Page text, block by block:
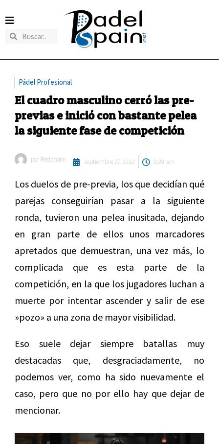
Pádel Profesional
El cuadro masculino cerró las pre-
previas e inició con bastante pelea
la siguiente fase de competición
por Redaccion septiembre 27, 2022 8:20 am
Los duelos de pre-previa, los que decidían qué
parejas conseguirían pasar a la siguiente
ronda, tuvieron una pelea inusitada, dejando
en gran parte de ellos unos marcadores
apretados que demuestran, una vez más, lo
complicada que es esta parte de la
competición, en la que los jugadores luchan a
muerte por intentar ascender y salir de ese
»pozo» a una zona de mayor visibilidad.
Eso suele dejar siempre batallas muy
destacadas que, desgraciadamente, no
podemos ver, como ha sido nuevamente el
caso, pero que no por ello hay que dejar de
mencionar.